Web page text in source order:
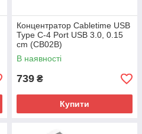
Концентратор Cabletime USB
Type C-4 Port USB 3.0, 0.15
cm (CB02B)
В наявності
739 ₴
Купити